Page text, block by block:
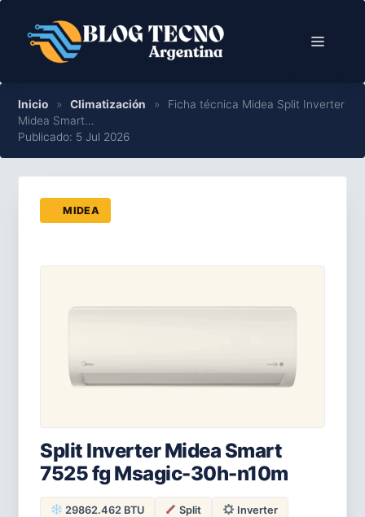
contenido
Menú
Inicio » Climatización »
Ficha técnica Midea Split Inverter
Midea Smart…
Publicado: 5 Jul 2026
MIDEA
Split Inverter Midea Smart
7525 fg Msagic-30h-n10m
29862.462 BTU Split Inverter